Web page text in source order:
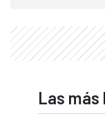
Las más